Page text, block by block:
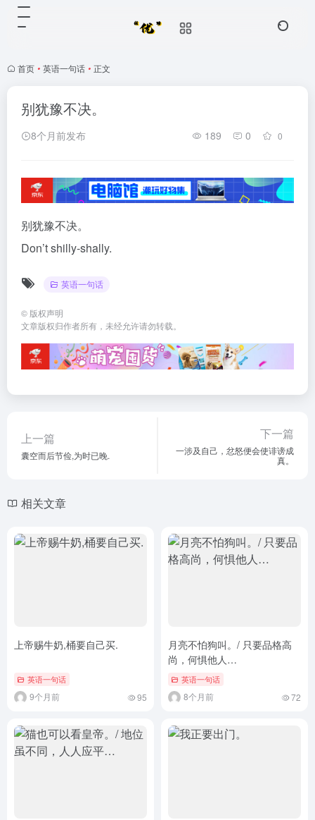
首页 • 英语一句话 • 正文
别犹豫不决。
8个月前发布 189 0 0
别犹豫不决。
Don’t shilly-shally.
英语一句话
© 版权声明
文章版权归作者所有，未经允许请勿转载。
上一篇
囊空而后节俭,为时已晚.
下一篇
一涉及自己，忿怒便会使诽谤成
真。
相关文章
上帝赐牛奶,桶要自己买.
英语一句话
9个月前 95
月亮不怕狗叫。/ 只要品格高
尚，何惧他人…
英语一句话
8个月前 72